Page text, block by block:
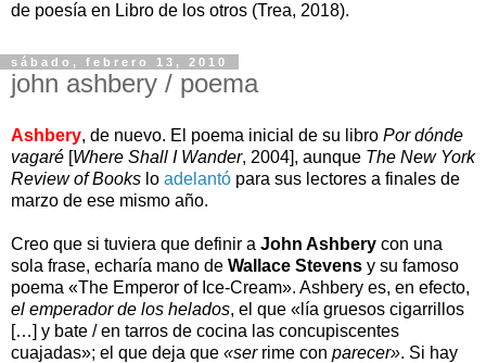
de poesía en Libro de los otros (Trea, 2018).
sábado, febrero 13, 2010
john ashbery / poema
Ashbery, de nuevo. El poema inicial de su libro Por dónde
vagaré [Where Shall I Wander, 2004], aunque The New York
Review of Books lo adelantó para sus lectores a finales de
marzo de ese mismo año.
Creo que si tuviera que definir a John Ashbery con una
sola frase, echaría mano de Wallace Stevens y su famoso
poema «The Emperor of Ice-Cream». Ashbery es, en efecto,
el emperador de los helados, el que «lía gruesos cigarrillos
[…] y bate / en tarros de cocina las concupiscentes
cuajadas»; el que deja que «serrime con parecer». Si hay